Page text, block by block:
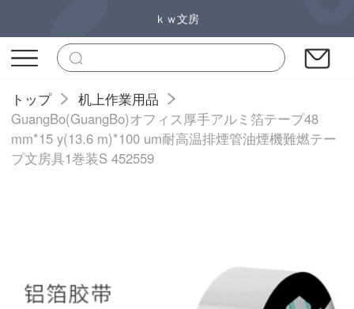
ｋｗ文房
トップ
机上作業用品
GuangBo(GuangBo)オフィス厚手アルミ箔テープ48
mm*15 y(13.6 m)*100 um耐高温排煙管油煙機難燃テー
プ文房具1巻装S 452559